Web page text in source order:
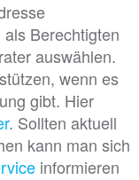
Berechtigten
auswählen.
wenn es
gibt. Hier
. Sollten aktuell
kann man sich
informieren